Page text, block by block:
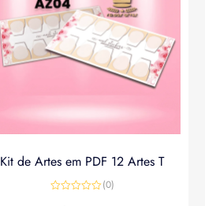
Kit de Artes em PDF 12 Artes T
(0)